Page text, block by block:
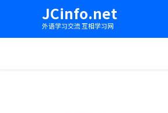
JCinfo.net
外语学习交流 互相学习网